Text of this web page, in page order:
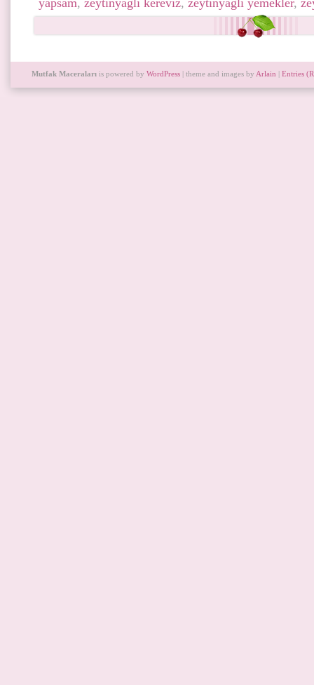
yapsam, zeytinyağlı kereviz, zeytinyağlı yemekler,
Mutfak Maceraları is powered by WordPress | theme and images by Arlain | Entries